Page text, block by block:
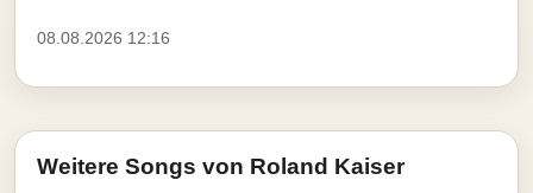
08.08.2026 12:16
Weitere Songs von Roland Kaiser